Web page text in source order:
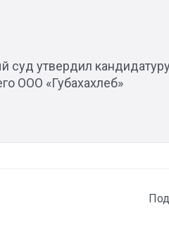
суд утвердил
ООО «Губахахлеб»